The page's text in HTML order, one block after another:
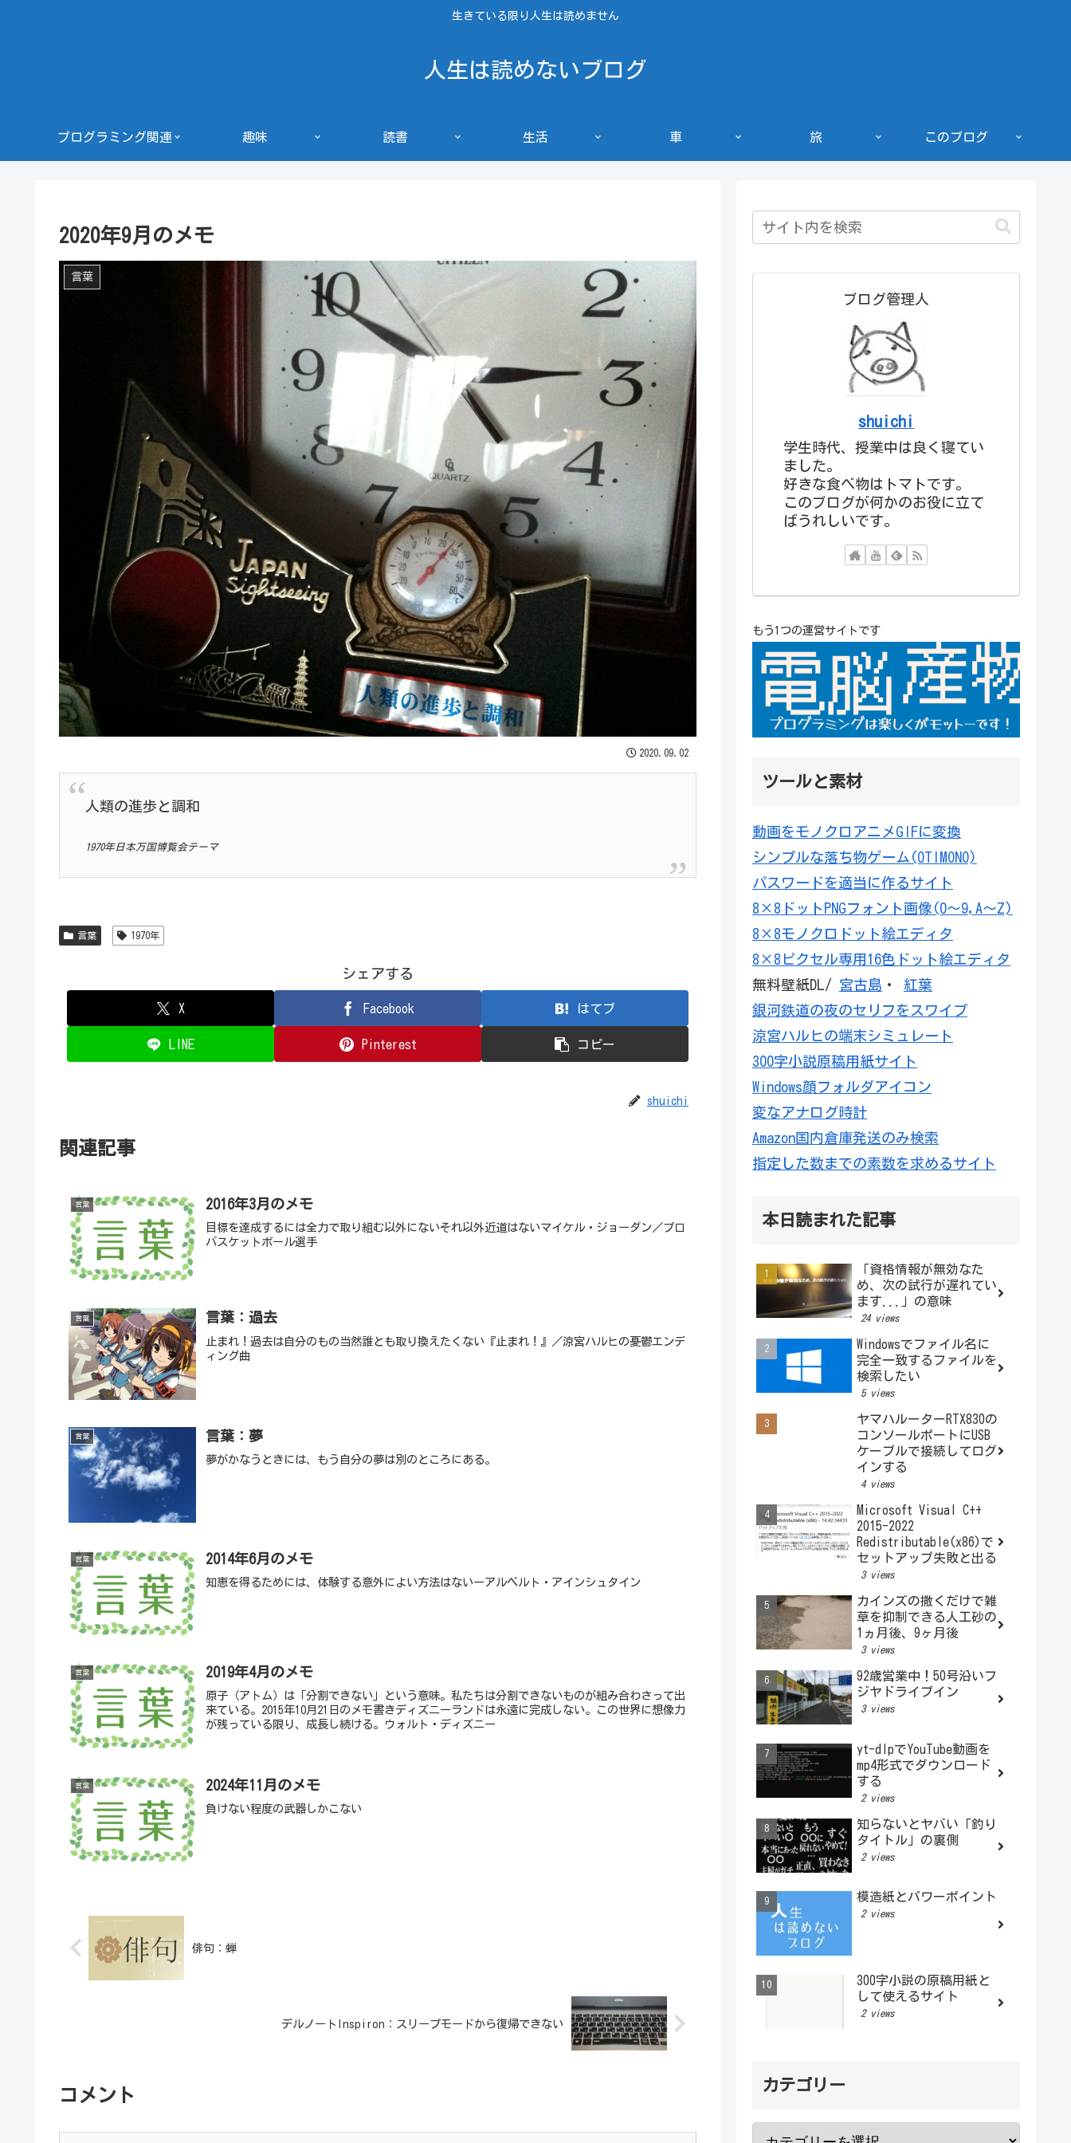
生きている限り人生は読めません
人生は読めないブログ
プログラミング関連 趣味 読書 生活 車 旅 このブログ
2020年9月のメモ
言葉
2020.09.02
人類の進歩と調和
1970年日本万国博覧会テーマ
言葉 1970年
シェアする
X Facebook はてブ
LINE Pinterest コピー
shuichi
関連記事
言葉 2016年3月のメモ
目標を達成するには全力で取り組む以外にないそれ以外近道はないマイケル・ジョーダン／プロ
バスケットボール選手
言葉 言葉：過去
止まれ！過去は自分のもの当然誰とも取り換えたくない『止まれ！』／涼宮ハルヒの憂鬱エンデ
ィング曲
言葉 言葉：夢
夢がかなうときには、もう自分の夢は別のところにある。
言葉 2014年6月のメモ
知恵を得るためには、体験する意外によい方法はないーアルベルト・アインシュタイン
言葉 2019年4月のメモ
原子（アトム）は「分割できない」という意味。私たちは分割できないものが組み合わさって出
来ている。2015年10月21日のメモ書きディズニーランドは永遠に完成しない。この世界に想像力
が残っている限り、成長し続ける。ウォルト・ディズニー
言葉 2024年11月のメモ
負けない程度の武器しかこない
俳句：蝉
デルノートInspiron：スリープモードから復帰できない
コメント
ブログ管理人
shuichi
学生時代、授業中は良く寝てい
ました。
好きな食べ物はトマトです。
このブログが何かのお役に立て
ばうれしいです。
もう1つの運営サイトです
ツールと素材
動画をモノクロアニメGIFに変換
シンプルな落ち物ゲーム(OTIMONO)
パスワードを適当に作るサイト
8×8ドットPNGフォント画像(0～9,A～Z)
8×8モノクロドット絵エディタ
8×8ピクセル専用16色ドット絵エディタ
無料壁紙DL/ 宮古島 ・ 紅葉
銀河鉄道の夜のセリフをスワイプ
涼宮ハルヒの端末シミュレート
300字小説原稿用紙サイト
Windows顔フォルダアイコン
変なアナログ時計
Amazon国内倉庫発送のみ検索
指定した数までの素数を求めるサイト
本日読まれた記事
「資格情報が無効なた
め、次の試行が遅れてい
ます...」の意味
24 views
Windowsでファイル名に
完全一致するファイルを
検索したい
5 views
ヤマハルーターRTX830の
コンソールポートにUSB
ケーブルで接続してログ
インする
4 views
Microsoft Visual C++
2015-2022
Redistributable(x86)で
セットアップ失敗と出る
3 views
カインズの撒くだけで雑
草を抑制できる人工砂の
1ヵ月後、9ヶ月後
3 views
92歳営業中！50号沿いフ
ジヤドライブイン
3 views
yt-dlpでYouTube動画を
mp4形式でダウンロード
する
2 views
知らないとヤバい「釣り
タイトル」の裏側
2 views
模造紙とパワーポイント
2 views
300字小説の原稿用紙と
して使えるサイト
2 views
カテゴリー